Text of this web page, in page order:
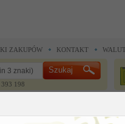
ZAKUPÓW KONTAKT
198